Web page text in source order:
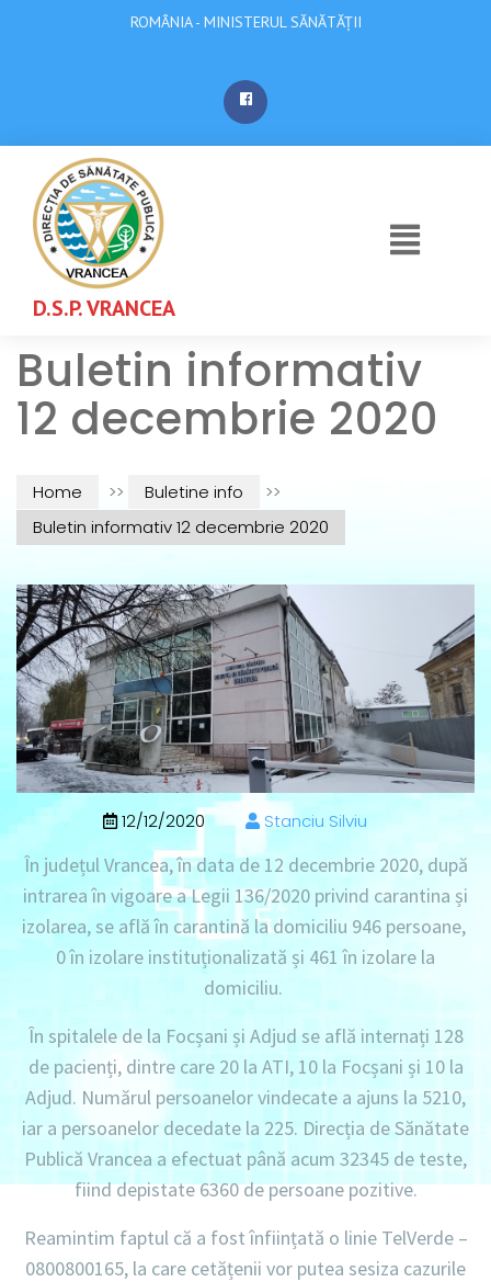
ROMÂNIA - MINISTERUL SĂNĂTĂȚII
D.S.P. VRANCEA
Buletin informativ
12 decembrie 2020
Home >> Buletine info
>>
Buletin informativ 12 decembrie 2020
12/12/2020 Stanciu Silviu
În județul Vrancea, în data de 12 decembrie 2020, după
intrarea în vigoare a Legii 136/2020 privind carantina și
izolarea, se află în carantină la domiciliu 946 persoane,
0 în izolare instituționalizată și 461 în izolare la
domiciliu.
În spitalele de la Focșani și Adjud se află internați 128
de pacienți, dintre care 20 la ATI, 10 la Focșani și 10 la
Adjud. Numărul persoanelor vindecate a ajuns la 5210,
iar a persoanelor decedate la 225. Direcția de Sănătate
Publică Vrancea a efectuat până acum 32345 de teste,
fiind depistate6360 de persoane pozitive.
Reamintim faptul că a fost înființată o linie TelVerde –
0800800165, la care cetățenii vor putea sesiza cazurile